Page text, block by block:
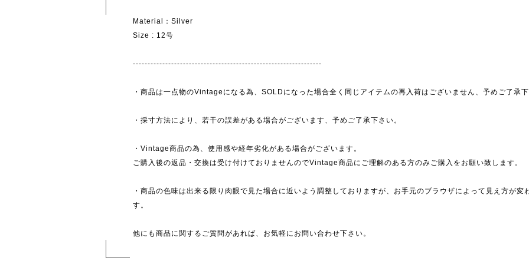
Material：Silver
Size : 12号
----------------------------------------------------------------
・商品は一点物のVintageになる為、SOLDになった場合全く同じアイテムの再入荷はございません、予めご了承下
・採寸方法により、若干の誤差がある場合がございます、予めご了承下さい。
・Vintage商品の為、使用感や経年劣化がある場合がございます。
ご購入後の返品・交換は受け付けておりませんのでVintage商品にご理解のある方のみご購入をお願い致します。
・商品の色味は出来る限り肉眼で見た場合に近いよう調整しておりますが、お手元のブラウザによって見え方が変
す。
他にも商品に関するご質問があれば、お気軽にお問い合わせ下さい。